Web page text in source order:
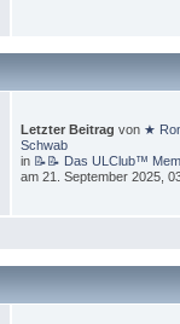
Letzter Beitrag von ★
Schwab
in 📝📝 Das ULClub™
am 21. September 2025,